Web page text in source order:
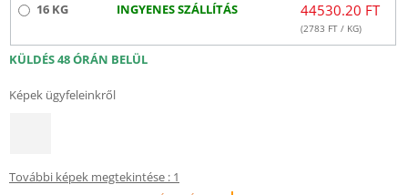
16 KG INGYENES SZÁLLÍTÁS 44530.20 FT
(2783 FT / KG)
KÜLDÉS 48 ÓRÁN BELÜL
Képek ügyfeleinkről
További képek megtekintése : 1